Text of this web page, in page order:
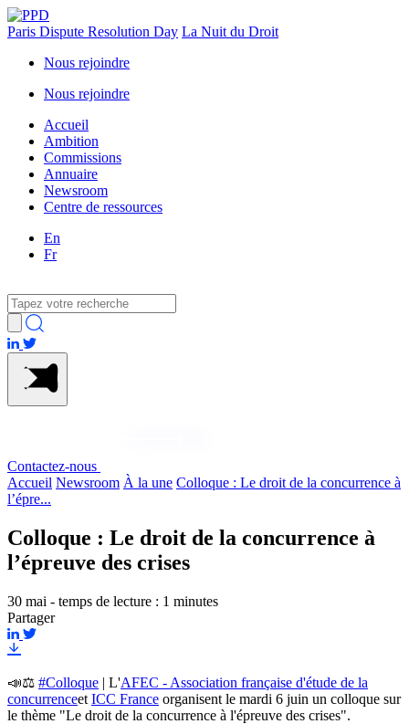
Paris Dispute Resolution Day La Nuit du Droit
Nous rejoindre
Nous rejoindre
Accueil
Ambition
Commissions
Annuaire
Newsroom
Centre de ressources
En
Fr
Contactez-nous
Accueil Newsroom À la une Colloque : Le droit de la concurrence à
l’épre...
Colloque : Le droit de la concurrence à
l’épreuve des crises
30 mai - temps de lecture : 1 minutes
Partager
📣⚖️ #Colloque | L'AFEC - Association française d'étude de la
concurrenceet ICC France organisent le mardi 6 juin un colloque sur
le thème "Le droit de la concurrence à l'épreuve des crises".